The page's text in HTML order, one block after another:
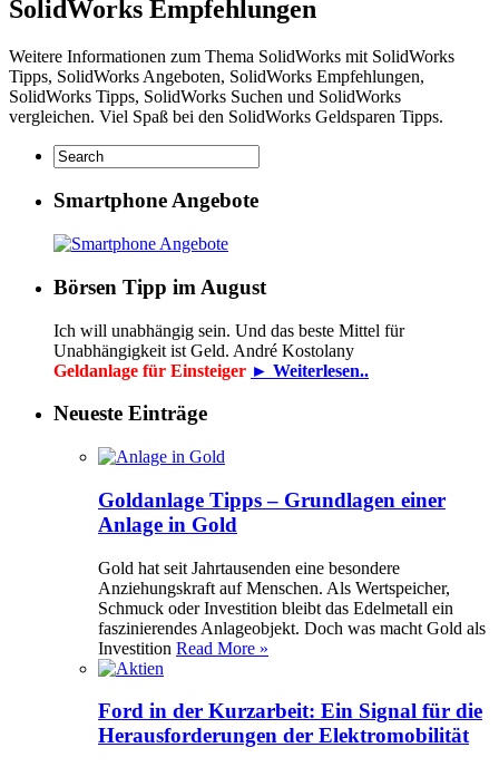
SolidWorks Empfehlungen
Weitere Informationen zum Thema SolidWorks mit SolidWorks
Tipps, SolidWorks Angeboten, SolidWorks Empfehlungen,
SolidWorks Tipps, SolidWorks Suchen und SolidWorks
vergleichen. Viel Spaß bei den SolidWorks Geldsparen Tipps.
Smartphone Angebote
Börsen Tipp im August
Ich will unabhängig sein. Und das beste Mittel für
Unabhängigkeit ist Geld. André Kostolany
Geldanlage für Einsteiger ► Weiterlesen..
Neueste Einträge
Goldanlage Tipps – Grundlagen einer
Anlage in Gold
Gold hat seit Jahrtausenden eine besondere
Anziehungskraft auf Menschen. Als Wertspeicher,
Schmuck oder Investition bleibt das Edelmetall ein
faszinierendes Anlageobjekt. Doch was macht Gold als
Investition Read More »
Ford in der Kurzarbeit: Ein Signal für die
Herausforderungen der Elektromobilität